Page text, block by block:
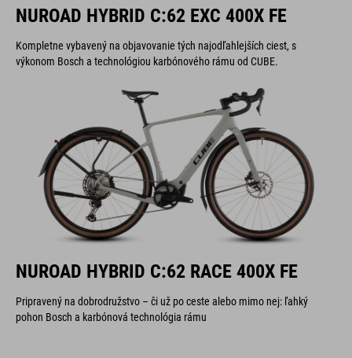
NUROAD HYBRID C:62 EXC 400X FE
Kompletne vybavený na objavovanie tých najodľahlejších ciest, s
výkonom Bosch a technológiou karbónového rámu od CUBE.
NUROAD HYBRID C:62 RACE 400X FE
Pripravený na dobrodružstvo – či už po ceste alebo mimo nej: ľahký
pohon Bosch a karbónová technológia rámu